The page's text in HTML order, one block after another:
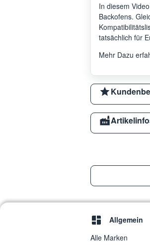
In diesem
Backofens.
tatsächlich für
Mehr Dazu
Allgemein
Alle Marken